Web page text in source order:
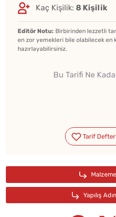
Kaç Kişilik: 8 Kişilik
Editör Notu: Birbirinden lezzetli
en zor yemekleri bile olabilecek en
hazırlayabilirsiniz.
Bu Tarifi Ne